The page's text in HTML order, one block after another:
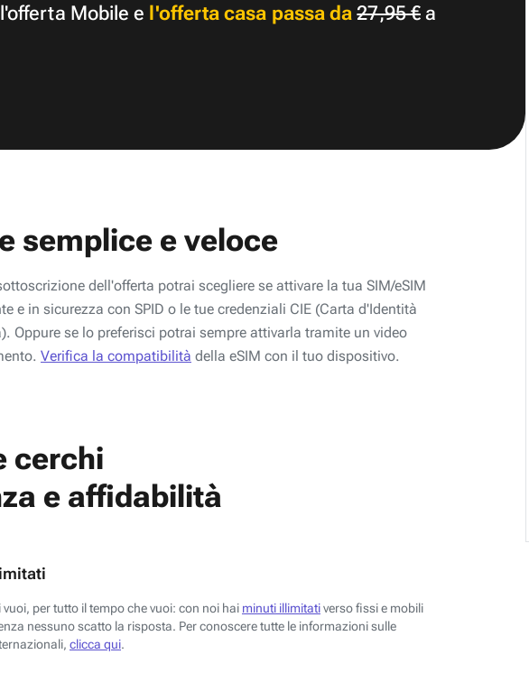
Mobile e l'offerta casa passa da 27,95 €a
semplice e veloce
dell'offerta potrai scegliere se attivare la tua SIM/eSIM
e in sicurezza con SPID o le tue credenziali CIE (Carta d'Identità
Oppure se lo preferisci potrai sempre attivarla tramite un video
Verifica la compatibilità della eSIM con il tuo dispositivo.
cerchi
e affidabilità
vuoi, per tutto il tempo che vuoi: con noi hai minuti illimitativerso fissi e mobili
nessuno scatto la risposta. Per conoscere tutte le informazioni sulle
clicca qui.